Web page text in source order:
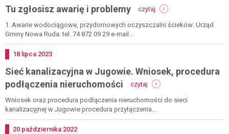
w
kłodzkim
Tu zgłosisz awarię i problemy czytaj
zgłosisz
1. Awarie wodociągowe, przydomowych oczyszczalni ścieków: Urząd
Gminy Nowa Ruda: tel. 74 872 09 29 e-mail...
Dodano
18 lipca 2023
Sieć kanalizacyjna w Jugowie. Wniosek, procedura
podłączenia nieruchomości
czytaj
sieć
kanalizacyjna
w
Wniosek oraz procedura podłączenia nieruchomości do sieci
kanalizacyjnej w Jugowie procedura przyłączenia...
Dodano
20 października 2022